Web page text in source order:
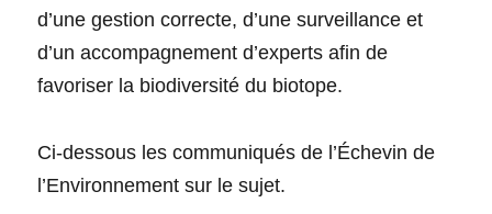
d’une gestion correcte, d’une surveillance et
d’un accompagnement d’experts afin de
favoriser la biodiversité du biotope.
Ci-dessous les communiqués de l’Échevin de
l’Environnement sur le sujet.